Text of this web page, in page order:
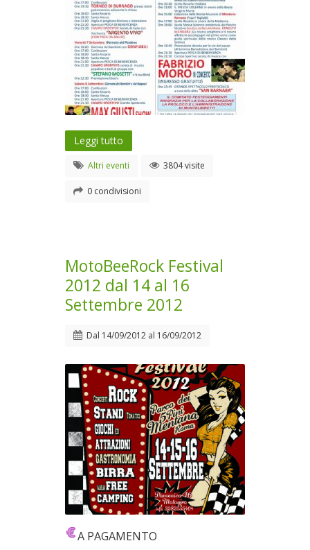
Leggi tutto
Altri eventi 3804 visite
0 condivisioni
MotoBeeRock Festival
2012 dal 14 al 16
Settembre 2012
Dal 14/09/2012 al 16/09/2012
A PAGAMENTO